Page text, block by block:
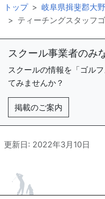
トップ
岐阜県揖斐郡大
ティーチングスタッフ
スクール事業者のみ
スクールの情報を「ゴル
てみませんか？
掲載のご案内
更新日: 2022年3月10日